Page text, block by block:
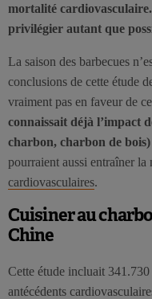
mortalité
privilégier autant que
La saison des barbecues
conclusions de cette étude
vraiment pas en faveur de
connaissait déjà l’impact
charbon, charbon de
pourraient aussi entraîner la
cardiovasculaires.
Cuisiner au
Chine
Cette étude incluait 341.730
antécédents